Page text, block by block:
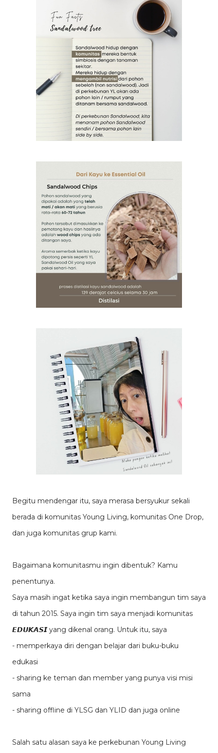
Begitu mendengar itu, saya merasa bersyukur sekali
berada di komunitas Young Living, komunitas One Drop,
dan juga komunitas grup kami.
Bagaimana komunitasmu ingin dibentuk? Kamu
penentunya.
Saya masih ingat ketika saya ingin membangun tim saya
di tahun 2015. Saya ingin tim saya menjadi komunitas
𝙀𝘿𝙐𝙆𝘼𝙎𝙄 yang dikenal orang. Untuk itu, saya
- memperkaya diri dengan belajar dari buku-buku
edukasi
- sharing ke teman dan member yang punya visi misi
sama
- sharing offline di YLSG dan YLID dan juga online
Salah satu alasan saya ke perkebunan Young Living